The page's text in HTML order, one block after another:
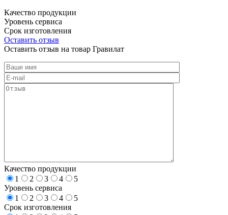
Качество продукции
Уровень сервиса
Срок изготовления
Оставить отзыв
Оставить отзыв на товар Гравилат
Качество продукции
1
2 3 4
5
Уровень сервиса
1
2 3 4
5
Срок изготовления